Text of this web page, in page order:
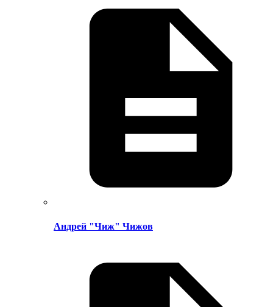
Андрей "Чиж" Чижов